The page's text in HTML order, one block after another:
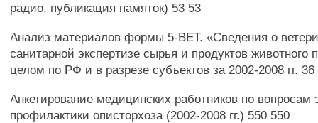
радио, публикация памяток) 53 53
Анализ материалов формы 5-ВЕТ. «Сведения о
санитарной экспертизе сырья и продуктов животного
целом по РФ и в разрезе субъектов за 2002-2008 гг. 36
Анкетирование медицинских работников по
профилактики описторхоза (2002-2008 гг.) 550 550